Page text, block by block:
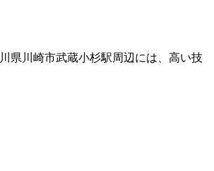
県川崎市武蔵小杉駅周辺には、高い技